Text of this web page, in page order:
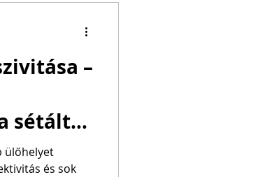
TRAVEL
–
sétált
ülőhelyet
és sok